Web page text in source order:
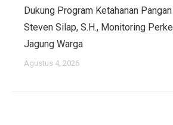
Dukung Program Ketahanan
Steven Silap, S.H., Monitoring
Jagung Warga
Agustus 4, 2026